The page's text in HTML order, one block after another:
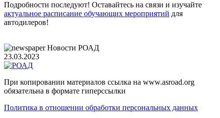
Подробности последуют! Оставайтесь на связи и изучайте
актуальное расписание обучающих мероприятий для
автодилеров!
Новости РОАД
23.03.2023
При копировании материалов ссылка на www.asroad.org
обязательна в формате гиперссылки
Политика в отношении обработки персональных данных